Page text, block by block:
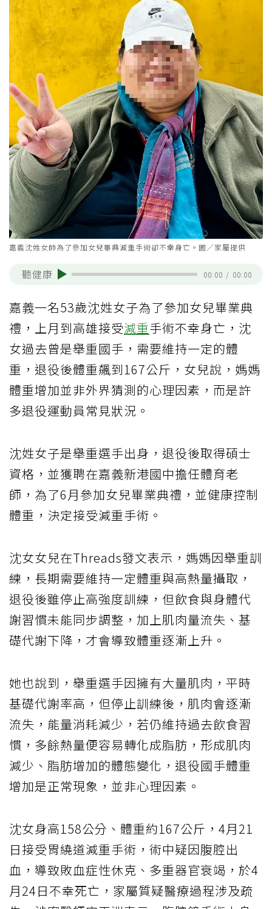
嘉義沈姓女師為了參加女兒畢典減重手術卻不幸身亡。圖／家屬提供
聽健康 00:00 / 00:00
嘉義一名53歲沈姓女子為了參加女兒畢業典
禮，上月到高雄接受減重手術不幸身亡，沈
女過去曾是舉重國手，需要維持一定的體
重，退役後體重飆到167公斤，女兒說，媽媽
體重增加並非外界猜測的心理因素，而是許
多退役運動員常見狀況。
沈姓女子是舉重選手出身，退役後取得碩士
資格，並獲聘在嘉義新港國中擔任體育老
師，為了6月參加女兒畢業典禮，並健康控制
體重，決定接受減重手術。
沈女女兒在Threads發文表示，媽媽因舉重訓
練，長期需要維持一定體重與高熱量攝取，
退役後雖停止高強度訓練，但飲食與身體代
謝習慣未能同步調整，加上肌肉量流失、基
礎代謝下降，才會導致體重逐漸上升。
她也說到，舉重選手因擁有大量肌肉，平時
基礎代謝率高，但停止訓練後，肌肉會逐漸
流失，能量消耗減少，若仍維持過去飲食習
慣，多餘熱量便容易轉化成脂肪，形成肌肉
減少、脂肪增加的體態變化，退役國手體重
增加是正常現象，並非心理因素。
沈女身高158公分、體重約167公斤，4月21
日接受胃繞道減重手術，術中疑因腹腔出
血，導致敗血症性休克、多重器官衰竭，於4
月24日不幸死亡，家屬質疑醫療過程涉及疏